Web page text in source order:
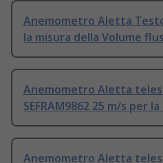
Anemometro Aletta
la misura della Volume
Anemometro Aletta
SEFRAM9862 25 m/s per
Anemometro Aletta